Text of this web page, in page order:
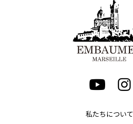
私たちについて